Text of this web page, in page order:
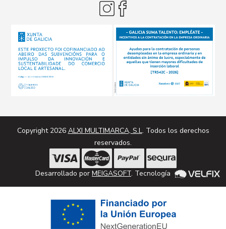
Copyright 2026 ALXI MULTIMARCA, S.L. Todos los derechos
reservados.
Desarrollado por MEIGASOFT. Tecnología